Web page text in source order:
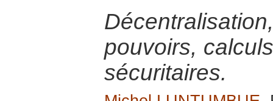
pouvoirs,
sécuritaires.